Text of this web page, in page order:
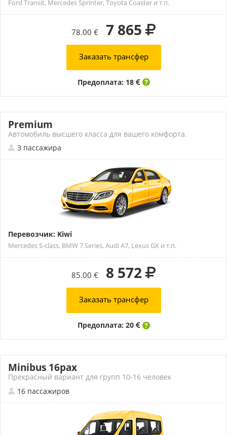
Ford Transit, Mercedes Sprinter, Toyota Coaster и т.п.
78.00 € 7 865
Заказать трансфер
Предоплата: 18
Premium
Автомобиль высшего класса для вашего комфорта.
3 пассажира
Перевозчик: Kiwi
Mercedes S-class, BMW 7 Series, Audi A7, Lexus GX и т.п.
85.00 € 8 572
Заказать трансфер
Предоплата: 20
Minibus 16pax
Прекрасный вариант для групп 10-16 человек
16 пассажиров